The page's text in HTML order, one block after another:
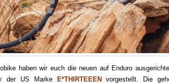
haben wir euch die neuen auf Enduro
der US Marke E*THIRTEEEN
vorgestellt. Die